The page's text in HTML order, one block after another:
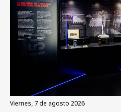
viernes, 7 de agosto 2026